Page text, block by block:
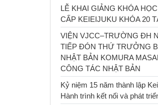
LỄ KHAI GIẢNG KHÓA
CẤP KEIEIJUKU KHÓA 20
VIỆN VJCC–TRƯỜNG ĐH
TIẾP ĐÓN THỨ TRƯỞNG
NHẬT BẢN KOMURA
CÔNG TÁC NHẬT BẢN
Kỷ niệm 15 năm thành lập
Hành trình kết nối và phát